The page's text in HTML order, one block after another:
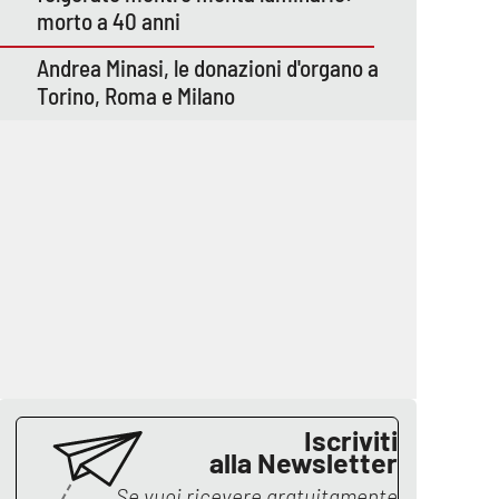
morto a 40 anni
Andrea Minasi, le donazioni d'organo a
Torino, Roma e Milano
Iscriviti
alla Newsletter